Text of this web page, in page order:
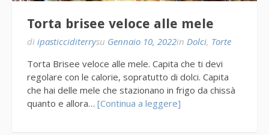
Torta brisee veloce alle mele
di ipasticciditerrysu Gennaio 10, 2022in Dolci, Torte
Torta Brisee veloce alle mele. Capita che ti devi
regolare con le calorie, sopratutto di dolci. Capita
che hai delle mele che stazionano in frigo da chissà
quanto e allora… [Continua a leggere]